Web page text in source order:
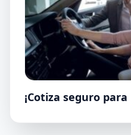
¡Cotiza seguro